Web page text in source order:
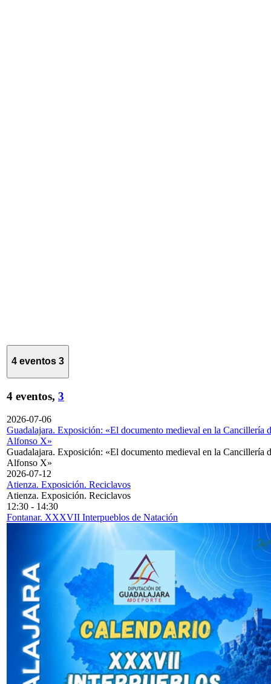
4 eventos 3
4 eventos, 3
2026-07-06
Guadalajara. Exposición: «El documento medieval en la Cancillería
Alfonso X»
Guadalajara. Exposición: «El documento medieval en la Cancillería
Alfonso X»
2026-07-12
Atienza. Exposición. Reciclavos
Atienza. Exposición. Reciclavos
12:30 - 14:30
Fontanar. XXXVII Interpueblos de Natación